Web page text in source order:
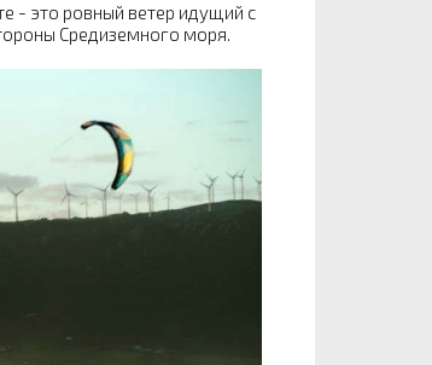
- это ровный ветер идущий с
Средиземного моря.